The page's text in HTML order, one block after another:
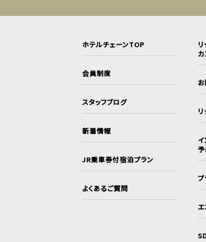
ホテルチェーンTOP
会員制度
スタッフブログ
新着情報
JR乗車券付宿泊プラン
よくあるご質問